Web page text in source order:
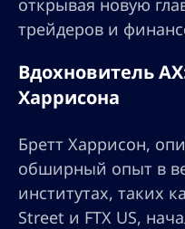
открывая новую
трейдеров и
Вдохновитель
Харрисона
Бретт Харрисон,
обширный опыт в
институтах, таких
Street и FTX US,